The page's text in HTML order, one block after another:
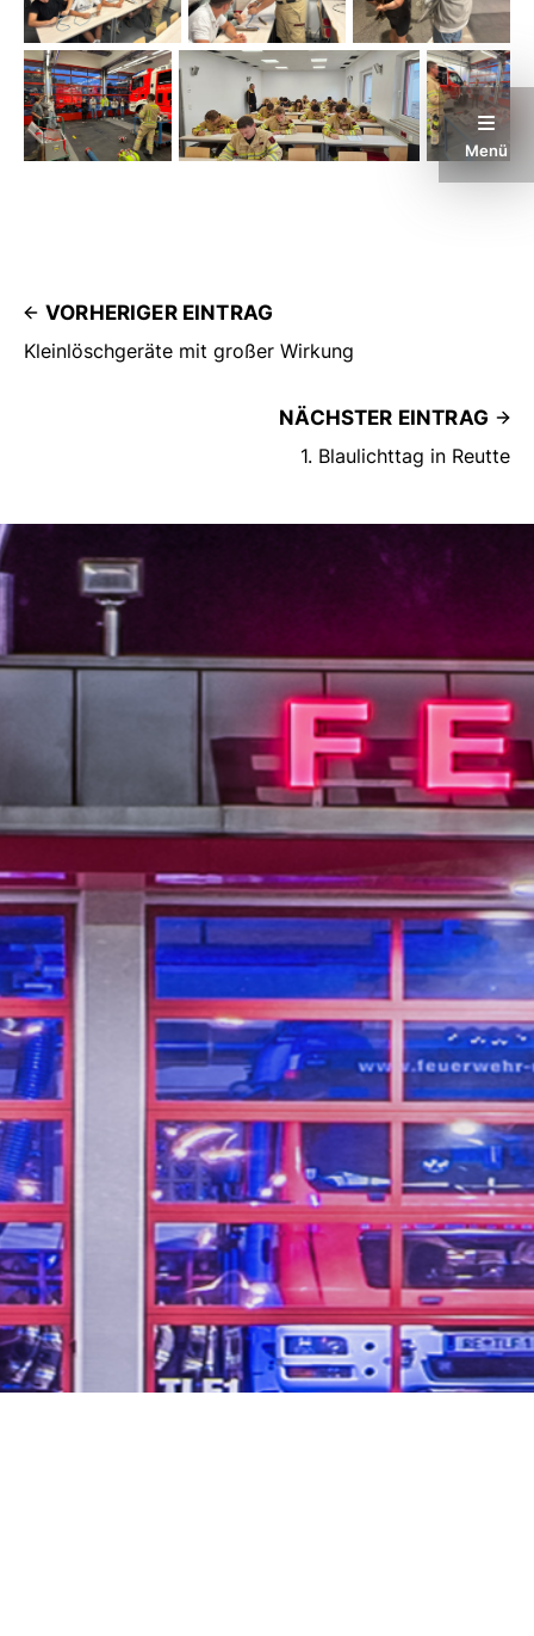
Menü
VORHERIGER EINTRAG
Kleinlöschgeräte mit großer Wirkung
NÄCHSTER EINTRAG
1. Blaulichttag in Reutte